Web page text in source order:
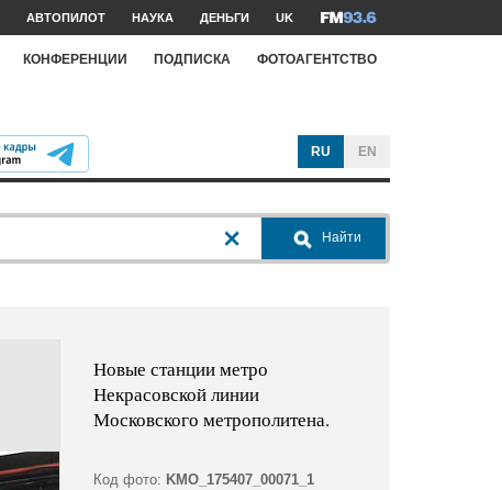
АВТОПИЛОТ НАУКА ДЕНЬГИ UK
КОНФЕРЕНЦИИ ПОДПИСКА ФОТОАГЕНТСТВО
RU EN
Найти
Новые станции метро
Некрасовской линии
Московского метрополитена.
Код фото: KMO_175407_00071_1